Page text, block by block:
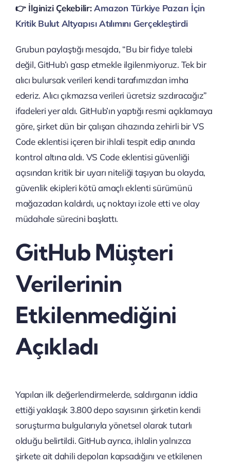
👉️ İlginizi Çekebilir:Amazon Türkiye Pazarı İçin
Kritik Bulut Altyapısı Atılımını Gerçekleştirdi
Grubun paylaştığı mesajda, “Bu bir fidye talebi
değil, GitHub’ı gasp etmekle ilgilenmiyoruz. Tek bir
alıcı bulursak verileri kendi tarafımızdan imha
ederiz. Alıcı çıkmazsa verileri ücretsiz sızdıracağız”
ifadeleri yer aldı. GitHub’ın yaptığı resmi açıklamaya
göre, şirket dün bir çalışan cihazında zehirli bir VS
Code eklentisi içeren bir ihlali tespit edip anında
kontrol altına aldı. VS Code eklentisi güvenliği
açısından kritik bir uyarı niteliği taşıyan bu olayda,
güvenlik ekipleri kötü amaçlı eklenti sürümünü
mağazadan kaldırdı, uç noktayı izole etti ve olay
müdahale sürecini başlattı.
GitHub Müşteri
Verilerinin
Etkilenmediğini
Açıkladı
Yapılan ilk değerlendirmelerde, saldırganın iddia
ettiği yaklaşık 3.800 depo sayısının şirketin kendi
soruşturma bulgularıyla yönetsel olarak tutarlı
olduğu belirtildi. GitHub ayrıca, ihlalin yalnızca
şirkete ait dahili depoları kapsadığını ve etkilenen